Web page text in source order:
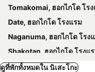
Tomakomai, ฮอกไกโด โร
Date, ฮอกไกโด โรงแรม
Naganuma, ฮอกไกโด โรง
Shakotan, ฮอกไกโด โรงแ
Eniwa, ฮอกไกโด โรงแรม
ดูที่พักทั้งหมดใน นิเสะโกะ